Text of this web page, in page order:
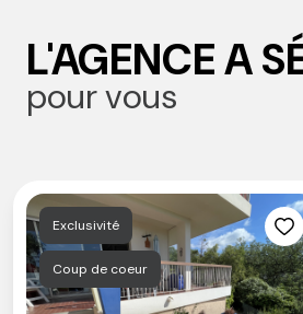
L'AGENCE A
pour vous
Exclusivité
Coup de coeur